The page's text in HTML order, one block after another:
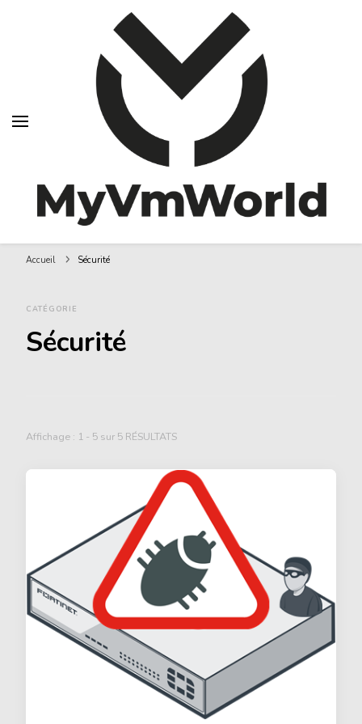
MyVMworld
Accueil Sécurité
CATÉGORIE
Sécurité
Affichage : 1 - 5 sur 5 RÉSULTATS